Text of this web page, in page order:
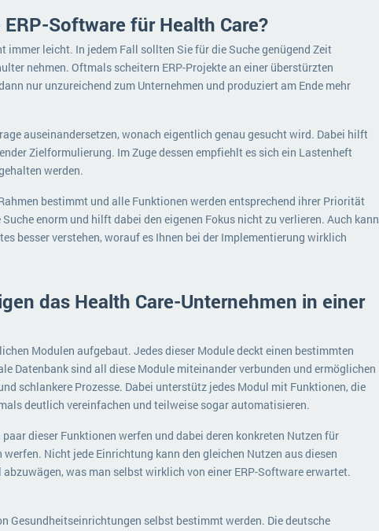
Software für Health Care?
immer leicht. In jedem Fall sollten Sie für die Suche genügend Zeit
nehmen. Oftmals scheitern ERP-Projekte an einer überstürzten
nur unzureichend zum Unternehmen und produziert am Ende mehr
auseinandersetzen, wonach eigentlich genau gesucht wird. Dabei hilft
Zielformulierung. Im Zuge dessen empfiehlt es sich ein Lastenheft
werden.
bestimmt und alle Funktionen werden entsprechend ihrer Priorität
enorm und hilft dabei den eigenen Fokus nicht zu verlieren. Auch kann
besser verstehen, worauf es Ihnen bei der Implementierung wirklich
das Health Care-Unternehmen in einer
Modulen aufgebaut. Jedes dieser Module deckt einen bestimmten
Datenbank sind all diese Module miteinander verbunden und ermöglichen
schlankere Prozesse. Dabei unterstütz jedes Modul mit Funktionen, die
deutlich vereinfachen und teilweise sogar automatisieren.
dieser Funktionen werfen und dabei deren konkreten Nutzen für
Nicht jede Einrichtung kann den gleichen Nutzen aus diesen
was man selbst wirklich von einer ERP-Software erwartet.
Gesundheitseinrichtungen selbst bestimmt werden. Die deutsche